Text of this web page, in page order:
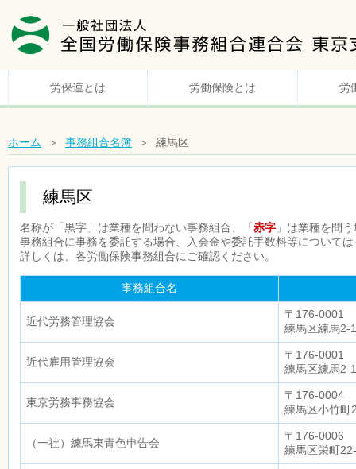
労保連とは 労働保険とは 労
ホーム ＞ 事務組合名簿 ＞ 練馬区
練馬区
名称が「黒字」は業種を問わない事務組合、「 赤字 」は業種を問
事務組合に事務を委託する場合、入会金や委託手数料等について
詳しくは、各労働保険事務組合にご確認ください。
事務組合名
近代労務管理協会
〒176-0001
練馬区練馬2-
近代雇用管理協会
〒176-0001
練馬区練馬2-
東京労務事務協会
〒176-0004
練馬区小竹町
（一社）練馬東青色申告会
〒176-0006
練馬区栄町